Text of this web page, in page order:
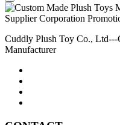
Cuddly Plush Toy Co.,
Manufacturer